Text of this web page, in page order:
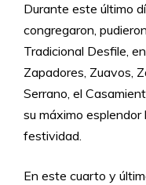
Durante este último
congregaron,
Tradicional Desfile,
Zapadores, Zuavos,
Serrano, el
su máximo
festividad.
En este cuarto y